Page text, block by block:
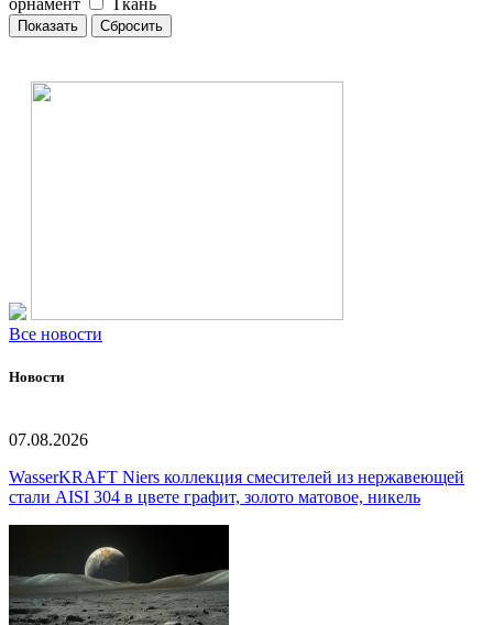
орнамент
Ткань
Все новости
Новости
07.08.2026
WasserKRAFT Niers коллекция смесителей из нержавеющей
стали AISI 304 в цвете графит, золото матовое, никель